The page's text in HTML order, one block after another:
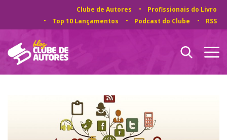
Clube de Autores
Profissionais do Livro
Top 10 Lançamentos
Podcast do Clube RSS